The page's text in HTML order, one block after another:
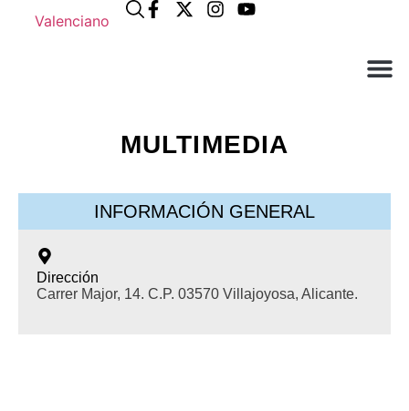
Valenciano
MULTIMEDIA
INFORMACIÓN GENERAL
Dirección
Carrer Major, 14. C.P. 03570 Villajoyosa, Alicante.